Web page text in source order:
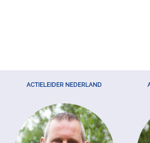
ACTIELEIDER NEDERLAND